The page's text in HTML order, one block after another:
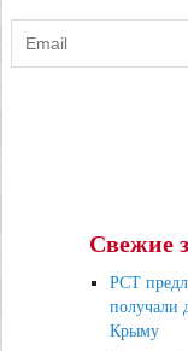
Свежие
РСТ
получали
Крыму